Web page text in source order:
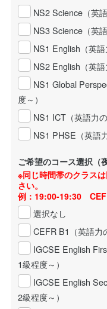
NS2 Science（英
NS3 Science（英
NS1 English（英語
NS2 English（英語
NS1 Global
度～）
NS1 ICT（英語力
NS1 PHSE（英語
ご希望のコース選択（
※同じ時間帯のクラス
さい。
例：19:00-19:30
選択なし
CEFR B1（英語力
IGCSE English
1級程度～）
IGCSE English
2級程度～）